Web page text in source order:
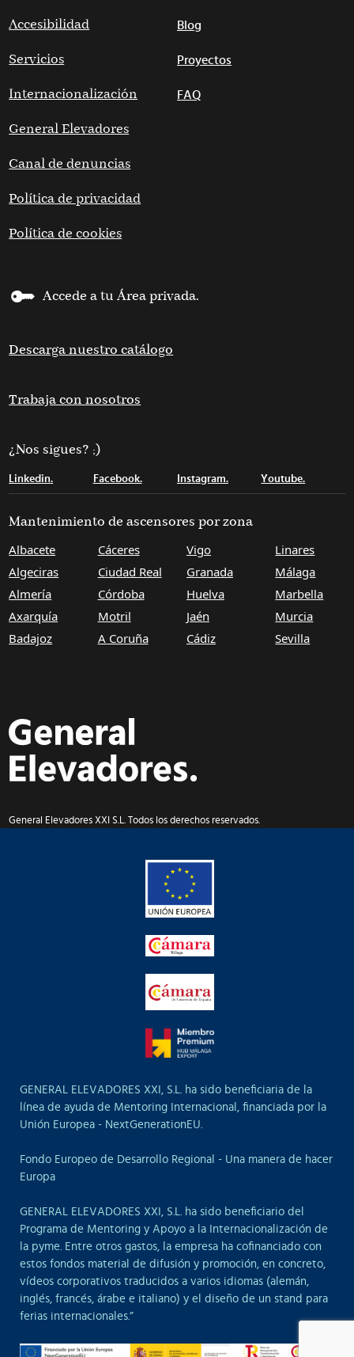
Accesibilidad
Servicios
Internacionalización
General Elevadores
Canal de denuncias
Política de privacidad
Política de cookies
Blog
Proyectos
FAQ
Accede a tu Área privada.
Descarga nuestro catálogo
Trabaja con nosotros
¿Nos sigues? ;)
Linkedin. Facebook. Instagram. Youtube.
Mantenimiento de ascensores por zona
Albacete
Algeciras
Almería
Axarquía
Badajoz
Cáceres
Ciudad Real
Córdoba
Motril
A Coruña
Vigo
Granada
Huelva
Jaén
Cádiz
Linares
Málaga
Marbella
Murcia
Sevilla
General Elevadores XXI S.L. Todos los derechos reservados.
GENERAL ELEVADORES XXI, S.L. ha sido beneficiaria de la
línea de ayuda de Mentoring Internacional, financiada por la
Unión Europea - NextGenerationEU.
Fondo Europeo de Desarrollo Regional - Una manera de hacer
Europa
GENERAL ELEVADORES XXI, S.L. ha sido beneficiario del
Programa de Mentoring y Apoyo a la Internacionalización de
la pyme. Entre otros gastos, la empresa ha cofinanciado con
estos fondos material de difusión y promoción, en concreto,
vídeos corporativos traducidos a varios idiomas (alemán,
inglés, francés, árabe e italiano) y el diseño de un stand para
ferias internacionales.”